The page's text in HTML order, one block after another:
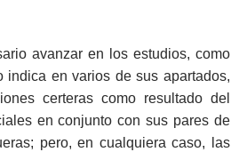
avanzar en los estudios, como
indica en varios de sus apartados,
certeras como resultado del
en conjunto con sus pares de
pero, en cualquiera caso, las